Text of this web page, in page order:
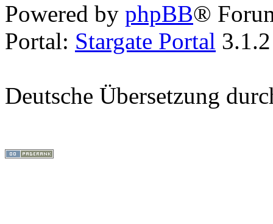
Powered by phpBB®
Portal: Stargate Portal
Deutsche Übersetzung